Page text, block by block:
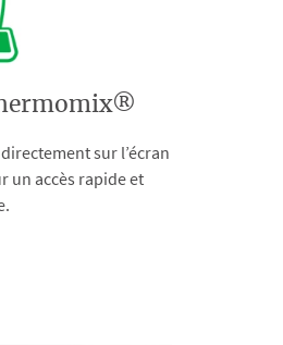
sur l’écran
un accès rapide et